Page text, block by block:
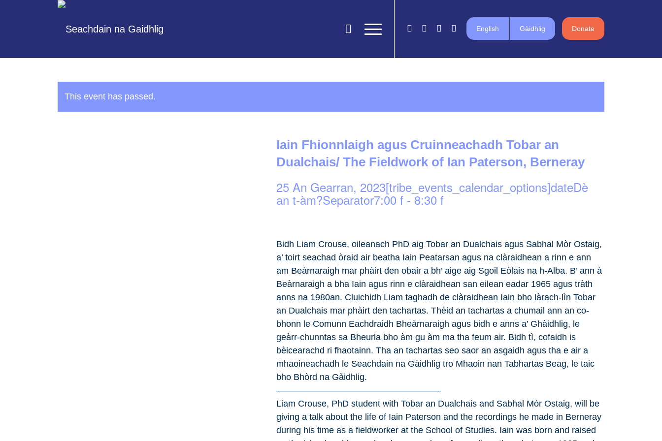
English Gàidhlig Donate
This event has passed.
Iain Fhionnlaigh agus Cruinneachadh Tobar an
Dualchais/ The Fieldwork of Ian Paterson, Berneray
25 An Gearran, 2023[tribe_events_calendar_options]dateDè
an t-àm?Separator7:00 f -8:30 f
Bidh Liam Crouse, oileanach PhD aig Tobar an Dualchais agus Sabhal Mòr Ostaig,
a’ toirt seachad òraid air beatha Iain Peatarsan agus na clàraidhean a rinn e ann
am Beàrnaraigh mar phàirt den obair a bh’ aige aig Sgoil Eòlais na h-Alba. B’ ann à
Beàrnaraigh a bha Iain agus rinn e clàraidhean san eilean eadar 1965 agus tràth
anns na 1980an. Cluichidh Liam taghadh de clàraidhean Iain bho làrach-lìn Tobar
an Dualchais mar phàirt den tachartas. Thèid an tachartas a chumail ann an co-
bhonn le Comunn Eachdraidh Bheàrnaraigh agus bidh e anns a’ Ghàidhlig, le
geàrr-chunntas sa Bheurla bho àm gu àm ma tha feum air. Bidh tì, cofaidh is
bèicearachd ri fhaotainn. Tha an tachartas seo saor an asgaidh agus tha e air a
mhaoineachadh le Seachdain na Gàidhlig tro Mhaoin nan Tabhartas Beag, le taic
bho Bhòrd na Gàidhlig.
——————————————————–
Liam Crouse, PhD student with Tobar an Dualchais and Sabhal Mòr Ostaig, will be
giving a talk about the life of Iain Paterson and the recordings he made in Berneray
during his time as a fieldworker at the School of Studies. Iain was born and raised